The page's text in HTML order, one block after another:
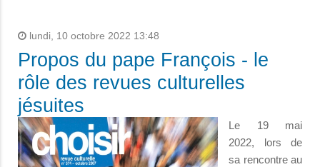
lundi, 10 octobre 2022 13:48
Propos du pape François - le
rôle des revues culturelles
jésuites
Le 19 mai
2022, lors de
sa rencontre au